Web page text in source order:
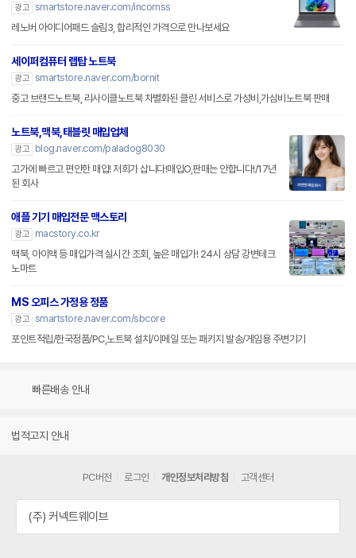
광고 smartstore.naver.com/incomss
레노버 아이디어패드 슬림3, 합리적인 가격으로 만나보세요
세이퍼컴퓨터 랩탑 노트북
광고 smartstore.naver.com/bornit
중고 브랜드노트북, 리사이클노트북 차별화된 클린 서비스로 가성비,가심비노트북 판매
노트북,맥북,태블릿 매입업체
광고
blog.naver.com/paladog8030
고가에 빠르고 편안한 매입! 저희가 삽니다!매입O,판매는 안합니다!/17년
된 회사
애플 기기 매입전문 맥스토리
광고
macstory.co.kr
맥북, 아이맥 등 매입가격 실시간 조회, 높은 매입가! 24시 상담 강변테크
노마트
MS 오피스 가정용 정품
광고 smartstore.naver.com/sbcore
포인트적립/한국정품/PC,노트북 설치/이메일 또는 패키지 발송/게임용 주변기기
빠른배송 안내
법적고지 안내
PC버전 로그인 개인정보처리방침 고객센터
(주) 커넥트웨이브